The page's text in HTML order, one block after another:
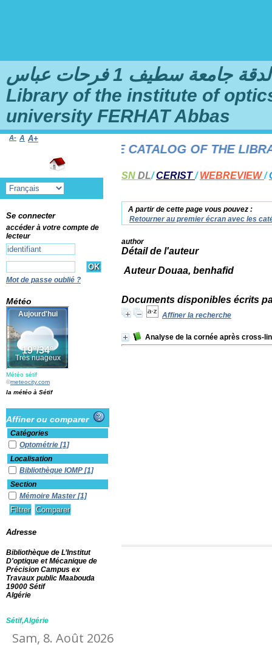
سطيف 1 فرحات عباس
Library of the institute of
university FERHAT Abbas
SN DL/CERIST/WEBREVIEW/
A partir de cette page vous pouvez :
Retourner au premier écran avec les
author
Détail de l'auteur
Auteur Douaa, benhafid
Documents disponibles écrits
Affiner la recherche
Analyse de la cornée après cross-
TO THE ONLINE CATALOG OF THE
A- A A+
Se connecter
accéder à votre compte de
lecteur
Mot de passe oublié ?
Météo
Météo sétif
©meteocity.com
la météo à Sétif
Affiner ou comparer
Catégories
Optométrie [1]
Localisation
Bibliothèque IOMP [1]
Section
Mémoire Master[1]
Adresse
Bibliothèque de L’Institut
D'optique et Mécanique de
Précision Campus ex
Travaux public Maabouda
19000 Sétif
Algérie
Sétif,Algérie